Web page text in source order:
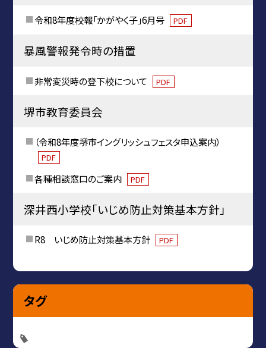
令和8年度校報「かがやく子」6月号 PDF
暴風警報発令時の措置
非常変災時の登下校について PDF
堺市教育委員会
（令和8年度堺市イングリッシュフェスタ申込案内）
PDF
各種相談窓口のご案内 PDF
深井西小学校「いじめ防止対策基本方針」
R8 いじめ防止対策基本方針 PDF
タグ